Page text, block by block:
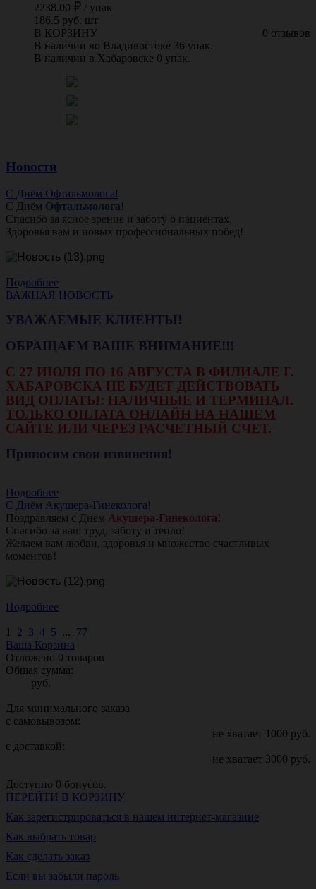
2238.00 / упак
186.5 руб. шт
0 отзывов
В КОРЗИНУ
В наличии во Владивостоке 36 упак.
В наличии в Хабаровске 0 упак.
Новости
С Днём Офтальмолога!
С Днём Офтальмолога!
Спасибо за ясное зрение и заботу о пациентах.
Здоровья вам и новых профессиональных побед!
Подробнее
ВАЖНАЯ НОВОСТЬ
УВАЖАЕМЫЕ КЛИЕНТЫ!
ОБРАЩАЕМ ВАШЕ ВНИМАНИЕ!!!
С 27 ИЮЛЯ ПО 16 АВГУСТА В ФИЛИАЛЕ Г.
ХАБАРОВСКА НЕ БУДЕТ ДЕЙСТВОВАТЬ
ВИД ОПЛАТЫ: НАЛИЧНЫЕ И ТЕРМИНАЛ.
ТОЛЬКО ОПЛАТА ОНЛАЙН НА НАШЕМ
САЙТЕ ИЛИ ЧЕРЕЗ РАСЧЕТНЫЙ СЧЕТ.
Приносим свои извинения!
Подробнее
С Днём Акушера-Гинеколога!
Поздравляем с Днём Акушера-Гинеколога!
Спасибо за ваш труд, заботу и тепло!
Желаем вам любви, здоровья и множество счастливых
моментов!
Подробнее
1 2 3 4 5 ... 77
Ваша Корзина
Отложено 0 товаров
Общая сумма:
руб.
Для минимального заказа
с самовывозом:
не хватает 1000 руб.
с доставкой:
не хватает 3000 руб.
Доступно 0 бонусов.
ПЕРЕЙТИ В КОРЗИНУ
Как зарегистрироваться в нашем интернет-магазине
Как выбрать товар
Как сделать заказ
Если вы забыли пароль